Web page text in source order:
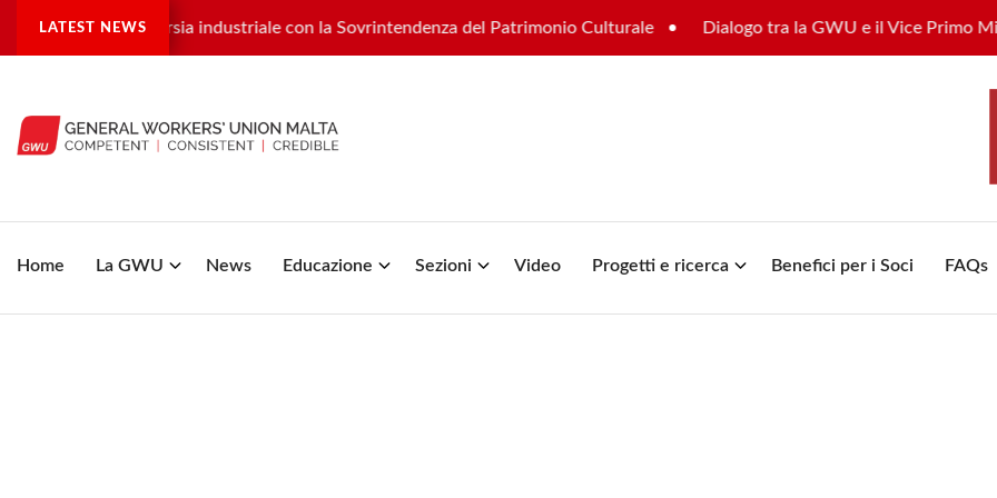
LATEST NEWS
una controversia industriale con la Sovrintendenza del Patrimonio Culturale Dialogo tra la GWU e il Vice Primo
Home La GWU News Educazione Sezioni Video Progetti e ricerca Benefici per i Soci FAQs